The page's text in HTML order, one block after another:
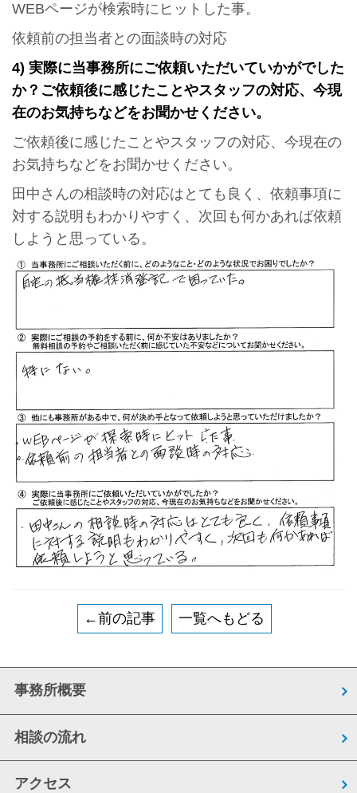
WEBページが検索時にヒットした事。
依頼前の担当者との面談時の対応
4) 実際に当事務所にご依頼いただいていかがでした
か？ ご依頼後に感じたことやスタッフの対応、今現
在のお気持ちなどをお聞かせください。
ご依頼後に感じたことやスタッフの対応、今現在の
お気持ちなどをお聞かせください。
田中さんの相談時の対応はとても良く、依頼事項に
対する説明もわかりやすく、次回も何かあれば依頼
しようと思っている。
←前の記事 一覧へもどる
事務所概要
相談の流れ
アクセス